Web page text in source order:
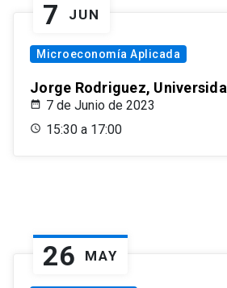
7 JUN
Microeconomía Aplicada
Jorge Rodriguez,
7 de Junio de 2023
15:30 a 17:00
26 MAY